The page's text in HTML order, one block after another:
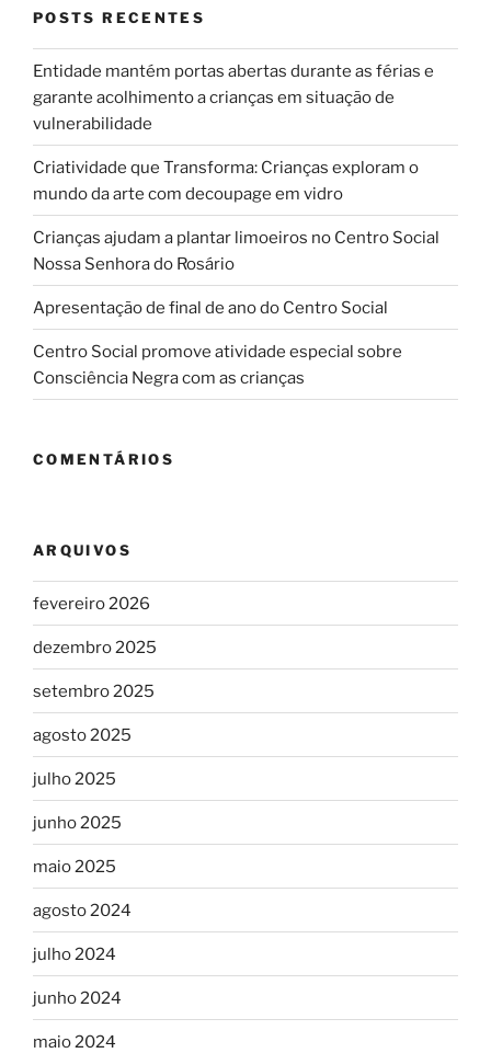
POSTS RECENTES
Entidade mantém portas abertas durante as férias e
garante acolhimento a crianças em situação de
vulnerabilidade
Criatividade que Transforma: Crianças exploram o
mundo da arte com decoupage em vidro
Crianças ajudam a plantar limoeiros no Centro Social
Nossa Senhora do Rosário
Apresentação de final de ano do Centro Social
Centro Social promove atividade especial sobre
Consciência Negra com as crianças
COMENTÁRIOS
ARQUIVOS
fevereiro 2026
dezembro 2025
setembro 2025
agosto 2025
julho 2025
junho 2025
maio 2025
agosto 2024
julho 2024
junho 2024
maio 2024